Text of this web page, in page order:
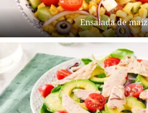
Ensalada de maíz